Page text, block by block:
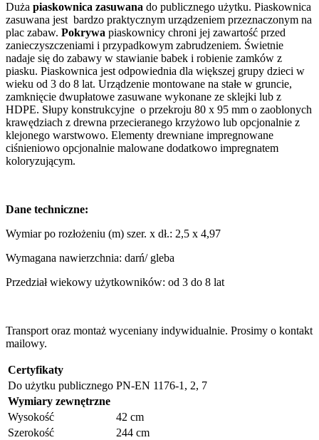
Duża piaskownica zasuwana do publicznego użytku. Piaskownica
zasuwana jest bardzo praktycznym urządzeniem przeznaczonym na
plac zabaw. Pokrywa piaskownicy chroni jej zawartość przed
zanieczyszczeniami i przypadkowym zabrudzeniem. Świetnie
nadaje się do zabawy w stawianie babek i robienie zamków z
piasku. Piaskownica jest odpowiednia dla większej grupy dzieci w
wieku od 3 do 8 lat. Urządzenie montowane na stałe w gruncie,
zamknięcie dwupłatowe zasuwane wykonane ze sklejki lub z
HDPE. Słupy konstrukcyjne o przekroju 80 x 95 mm o zaoblonych
krawędziach z drewna przecieranego krzyżowo lub opcjonalnie z
klejonego warstwowo. Elementy drewniane impregnowane
ciśnieniowo opcjonalnie malowane dodatkowo impregnatem
koloryzującym.
Dane techniczne:
Wymiar po rozłożeniu (m) szer. x dł.: 2,5 x 4,97
Wymagana nawierzchnia: darń/ gleba
Przedział wiekowy użytkowników: od 3 do 8 lat
Transport oraz montaż wyceniany indywidualnie. Prosimy o kontakt
mailowy.
Certyfikaty
Do użytku publicznego PN-EN 1176-1, 2, 7
Wymiary zewnętrzne
Wysokość
42 cm
Szerokość
244 cm